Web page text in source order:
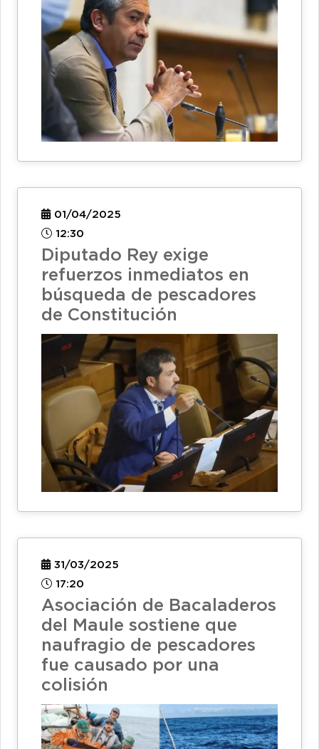
01/04/2025
12:30
Diputado Rey exige
refuerzos inmediatos en
búsqueda de pescadores
de Constitución
31/03/2025
17:20
Asociación de Bacaladeros
del Maule sostiene que
naufragio de pescadores
fue causado por una
colisión